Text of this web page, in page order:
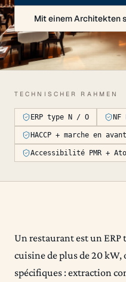
Mit einem Architekten
TECHNISCHER RAHMEN
ERP type N / O NF
HACCP + marche en avant
Accessibilité PMR +
Un restaurant est un ERP
cuisine de plus de 20 kW,
spécifiques : extraction